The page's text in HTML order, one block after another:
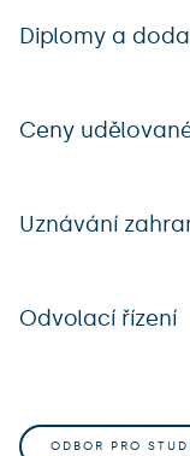
Diplomy a
Ceny
Uznávání
Odvolací řízení
ODBOR PRO